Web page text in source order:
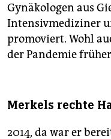
Gynäkologen aus
Intensivmediziner
promoviert. Wohl
der Pandemie
Merkels rechte
2014, da war er